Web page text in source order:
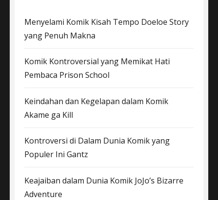
Menyelami Komik Kisah Tempo Doeloe Story
yang Penuh Makna
Komik Kontroversial yang Memikat Hati
Pembaca Prison School
Keindahan dan Kegelapan dalam Komik
Akame ga Kill
Kontroversi di Dalam Dunia Komik yang
Populer Ini Gantz
Keajaiban dalam Dunia Komik JoJo’s Bizarre
Adventure